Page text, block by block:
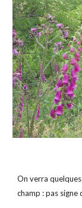
On verra
champ : pas signe